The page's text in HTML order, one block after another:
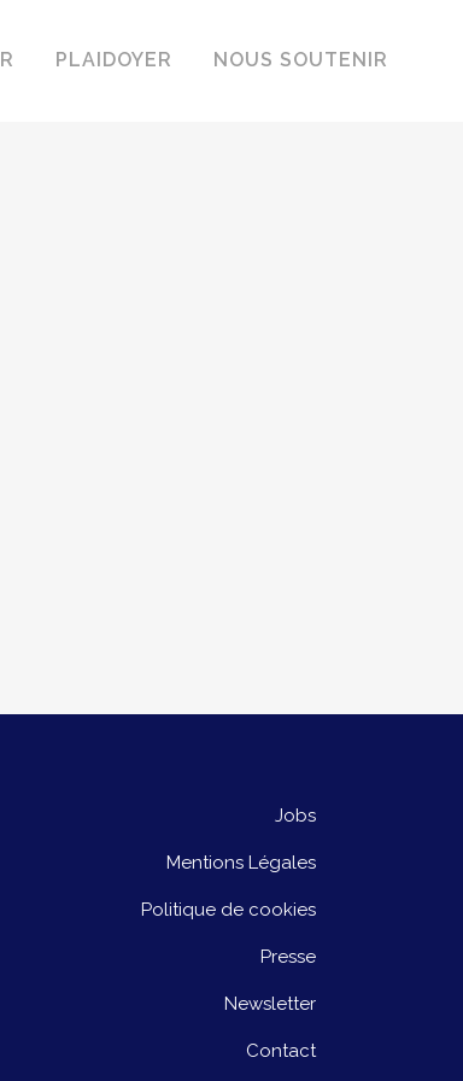
PLAIDOYER NOUS SOUTENIR
Jobs
Mentions Légales
Politique de cookies
Presse
Newsletter
Contact